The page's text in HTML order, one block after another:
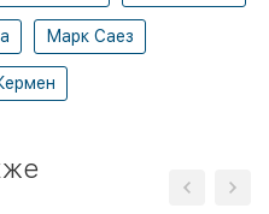
Марк Саез